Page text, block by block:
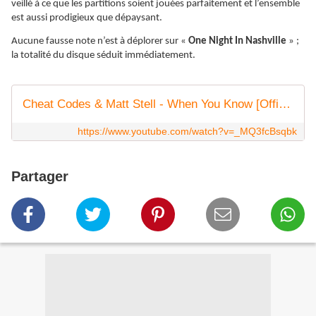
veillé à ce que les partitions soient jouées parfaitement et l’ensemble
est aussi prodigieux que dépaysant.
Aucune fausse note n’est à déplorer sur « One Night In Nashville » ;
la totalité du disque séduit immédiatement.
Cheat Codes & Matt Stell - When You Know [Official Music Video]
https://www.youtube.com/watch?v=_MQ3fcBsqbk
Partager